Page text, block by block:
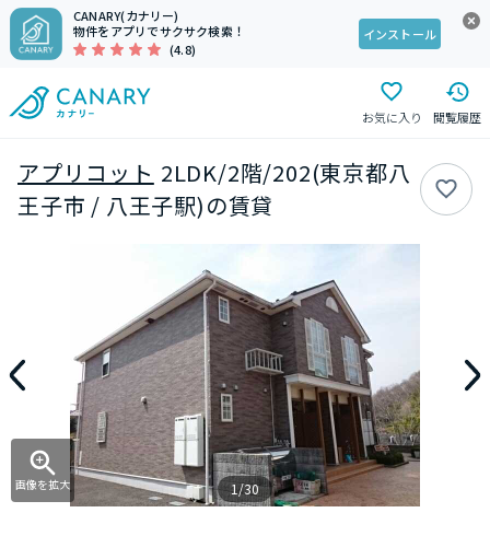
CANARY(カナリー)
物件をアプリでサクサク検索！
(4.8)
インストール
お気に入り 閲覧履歴
アプリコット 2LDK/2階/202(東京都八
王子市 / 八王子駅)の賃貸
画像を拡大 1/30